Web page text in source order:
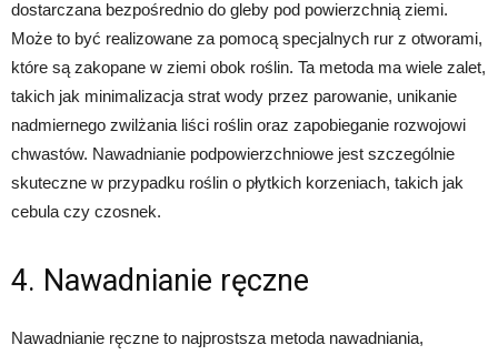
dostarczana bezpośrednio do gleby pod powierzchnią ziemi.
Może to być realizowane za pomocą specjalnych rur z otworami,
które są zakopane w ziemi obok roślin. Ta metoda ma wiele zalet,
takich jak minimalizacja strat wody przez parowanie, unikanie
nadmiernego zwilżania liści roślin oraz zapobieganie rozwojowi
chwastów. Nawadnianie podpowierzchniowe jest szczególnie
skuteczne w przypadku roślin o płytkich korzeniach, takich jak
cebula czy czosnek.
4. Nawadnianie ręczne
Nawadnianie ręczne to najprostsza metoda nawadniania,